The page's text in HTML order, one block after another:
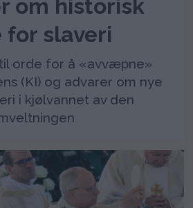
om historisk
slaveri
orde for å «avvæpne»
(KI) og advarer om nye
i kjølvannet av den